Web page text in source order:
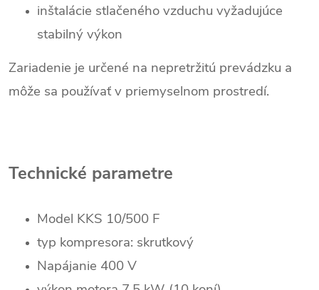
inštalácie stlačeného vzduchu vyžadujúce
stabilný výkon
Zariadenie je určené na nepretržitú prevádzku a
môže sa používať v priemyselnom prostredí.
Technické parametre
Model KKS 10/500 F
typ kompresora: skrutkový
Napájanie 400 V